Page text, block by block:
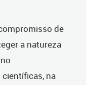
de
a natureza
na